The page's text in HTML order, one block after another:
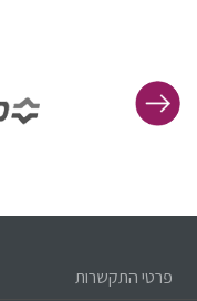
פרטי התקשרות